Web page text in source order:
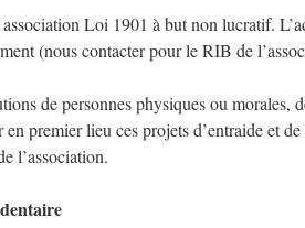
Loi 1901 à but non lucratif.
(nous contacter pour le RIB de
de personnes physiques ou morales,
premier lieu ces projets d’entraide et
l’association.